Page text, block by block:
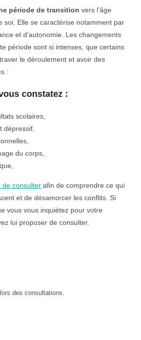
période de transition vers l’âge
soi. Elle se caractérise notamment par
et d’autonomie. Les changements
période sont si intenses, que certains
le déroulement et avoir des
:
constatez :
scolaires,
dépressif,
du corps,
de consulter afin de comprendre ce qui
et de désamorcer les conflits. Si
vous vous inquiétez pour votre
lui proposer de consulter.
des consultations.